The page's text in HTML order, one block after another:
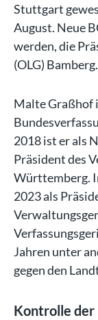
Stuttgart
August. Neue
werden, die
(OLG) Bamberg.
Malte Graßhof
2018 ist er als
Präsident des
Württemberg.
2023 als
Jahren unter
gegen den
Kontrolle der